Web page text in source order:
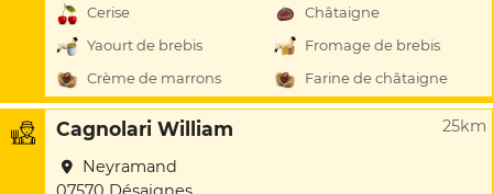
Cerise
Châtaigne
Yaourt de brebis
Fromage de brebis
Crème de marrons
Farine de châtaigne
Cagnolari William 25km
Neyramand